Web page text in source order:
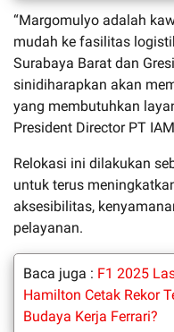
“Margomulyo adalah
mudah ke fasilitas
Surabaya Barat dan
sinidiharapkan akan
yang membutuhkan
President Director PT
Relokasi ini dilakukan
untuk terus
aksesibilitas,
pelayanan.
Baca juga : F1 2025
Hamilton Cetak Rekor
Budaya Kerja Ferrari?